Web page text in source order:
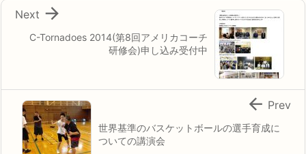
C-Tornadoes 2014(第8回アメリカコーチ
研修会)申し込み受付中

Next
世界基準のバスケットボールの選手育成に
ついての講演会
 Prev